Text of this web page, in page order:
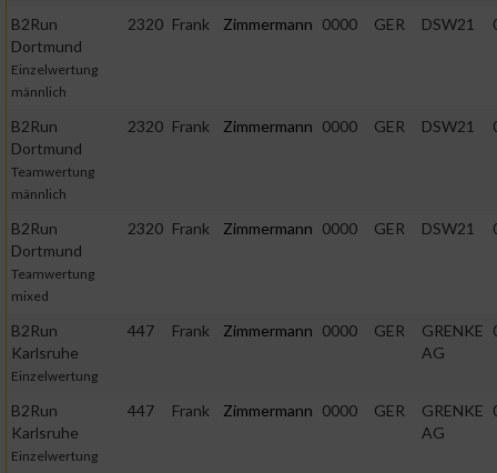
B2Run
Dortmund
Einzelwertung
männlich
2320 Frank Zimmermann 0000 GER DSW21
B2Run
Dortmund
Teamwertung
männlich
2320 Frank Zimmermann 0000 GER DSW21
B2Run
Dortmund
Teamwertung
mixed
2320 Frank Zimmermann 0000 GER DSW21
B2Run
Karlsruhe
Einzelwertung
447 Frank Zimmermann 0000 GER
GRENKE
AG
B2Run
Karlsruhe
Einzelwertung
447 Frank Zimmermann 0000 GER
GRENKE
AG